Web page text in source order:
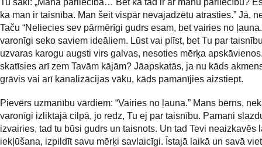
ka man ir taisnība. Man šeit vispār nevajadzētu atrasties.” Jā,
Taču “Neliecies sev pārmērīgi gudrs esam, bet vairies no
varonīgi seko saviem ideāliem. Lūst vai plīst, bet Tu par
uzvaras karogu augsti virs galvas, nesoties mērķa
skatīsies arī zem Tavām kājām? Jāapskatās, ja nu kāds
grāvis vai arī kanalizācijas vāku, kāds pamanījies aizstiept.
Pievērs uzmanību vārdiem: “Vairies no ļauna.” Mans bērns,
varonīgi izliktajā cilpā, jo redz, Tu ej par taisnību. Pamani
izvairies, tad tu būsi gudrs un taisnots. Un tad Tevi neaizkavēs
iekļūšana, izpildīt savu mērķi savlaicīgi. Īstajā laikā un savā